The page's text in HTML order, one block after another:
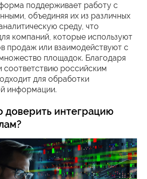
поддерживает работу с
объединяя их из различных
среду, что
компаний, которые используют
продаж или взаимодействуют с
площадок. Благодаря
соответствию российским
для обработки
информации.
доверить интеграцию